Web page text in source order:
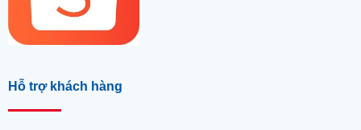
Hỗ trợ khách hàng